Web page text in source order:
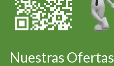
Nuestras Ofertas